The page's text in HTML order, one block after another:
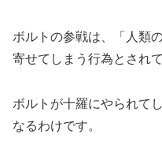
ボルトの参戦は、「人類
寄せてしまう行為とされ
ボルトが十羅にやられて
なるわけです。